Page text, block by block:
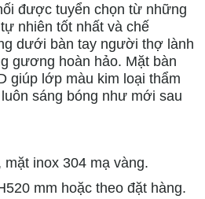
được tuyển chọn từ những
nhiên tốt nhất và chế
dưới bàn tay người thợ lành
gương hoàn hảo. Mặt bàn
giúp lớp màu kim loại thẩm
sáng bóng như mới sau
inox 304 mạ vàng.
mm hoặc theo đặt hàng.